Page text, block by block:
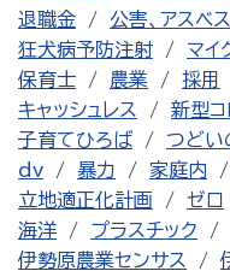
退職金
公害、アスベ
狂犬病予防注射
マイ
保育士
農業 採用
キャッシュレス
新型コ
子育てひろば
つどい
dv
暴力 家庭内
立地適正化計画
ゼロ
海洋
プラスチック
伊勢原農業センサス